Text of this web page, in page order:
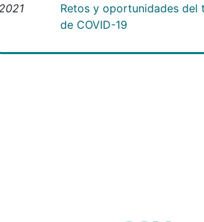
2021
Retos y oportunidades del
de COVID-19